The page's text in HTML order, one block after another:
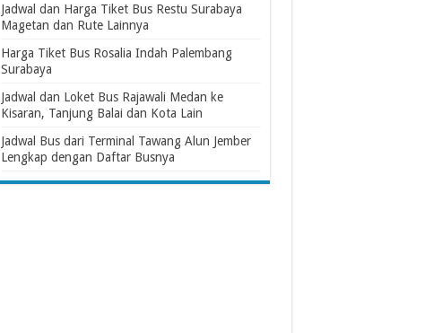
Jadwal dan Harga Tiket Bus Restu Surabaya
Magetan dan Rute Lainnya
Harga Tiket Bus Rosalia Indah Palembang
Surabaya
Jadwal dan Loket Bus Rajawali Medan ke
Kisaran, Tanjung Balai dan Kota Lain
Jadwal Bus dari Terminal Tawang Alun Jember
Lengkap dengan Daftar Busnya